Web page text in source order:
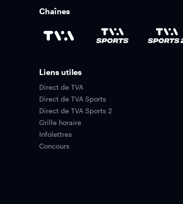
Chaînes
Liens utiles
Direct de TVA
Direct de TVA Sports
Direct de TVA Sports 2
Grille horaire
Infolettres
Concours